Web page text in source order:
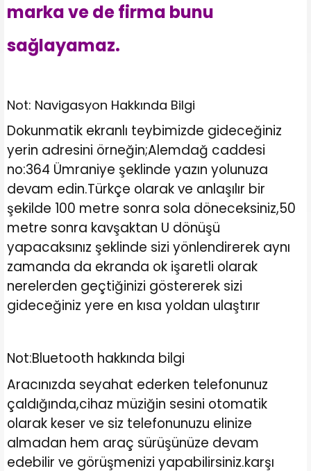
marka ve de firma bunu
sağlayamaz.
Not: Navigasyon Hakkında Bilgi
Dokunmatik ekranlı teybimizde gideceğiniz
yerin adresini örneğin;Alemdağ caddesi
no:364 Ümraniye şeklinde yazın yolunuza
devam edin.Türkçe olarak ve anlaşılır bir
şekilde 100 metre sonra sola döneceksiniz,50
metre sonra kavşaktan U dönüşü
yapacaksınız şeklinde sizi yönlendirerek aynı
zamanda da ekranda ok işaretli olarak
nerelerden geçtiğinizi göstererek sizi
gideceğiniz yere en kısa yoldan ulaştırır
Not:Bluetooth hakkında bilgi
Aracınızda seyahat ederken telefonunuz
çaldığında,cihaz müziğin sesini otomatik
olarak keser ve siz telefonunuzu elinize
almadan hem araç sürüşünüze devam
edebilir ve görüşmenizi yapabilirsiniz.karşı